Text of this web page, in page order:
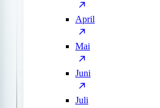
April
Mai
Juni
Juli